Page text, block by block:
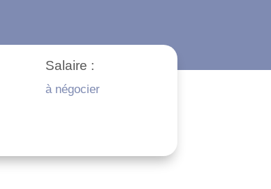
Salaire :
à négocier